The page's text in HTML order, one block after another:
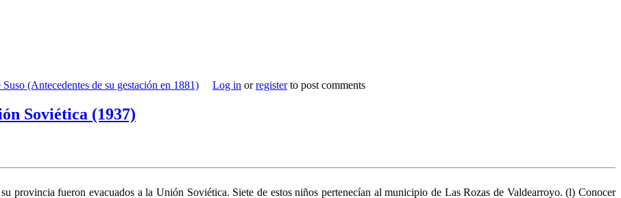
(Antecedentes de su gestación en 1881) Log in orregisterto post comments
Soviética (1937)
provincia fueron evacuados a la Unión Soviética. Siete de estos niños pertenecí­an al municipio de Las Rozas de Valdearroyo. (l) Conocer